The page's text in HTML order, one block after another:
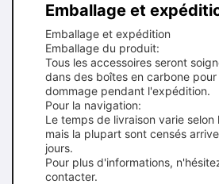
Emballage et
Emballage et expédition
Emballage du produit:
Tous les accessoires seront
dans des boîtes en carbone
dommage pendant l'expédition.
Pour la navigation:
Le temps de livraison varie selon
mais la plupart sont censés
jours.
Pour plus d'informations,
contacter.